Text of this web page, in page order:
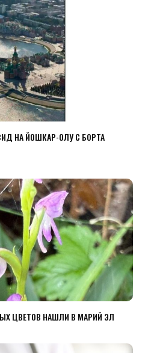
НА ЙОШКАР-ОЛУ С БОРТА
ЦВЕТОВ НАШЛИ В МАРИЙ ЭЛ